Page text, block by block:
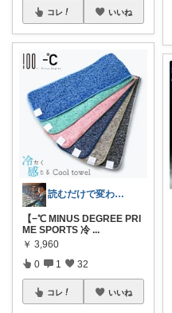
コレ いいね
読むだけで変わる本棚📚
【−℃ MINUS DEGREE PRI
ME SPORTS 冷 ...
￥ 3,960
0 1 32
コレ いいね